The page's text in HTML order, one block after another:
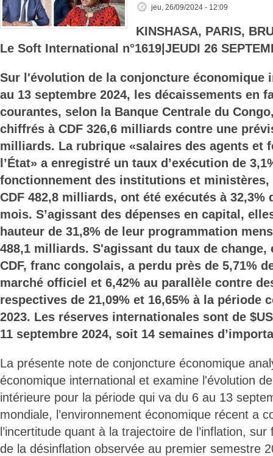
jeu, 26/09/2024 - 12:09
KINSHASA, PARIS,
Le Soft International n°1619|JEUDI 26
Sur l'évolution de la conjoncture économique
au 13 septembre 2024, les décaissements en
courantes, selon la Banque Centrale du
chiffrés à CDF 326,6 milliards contre une
milliards. La rubrique «salaires des agents et
l’État» a enregistré un taux d’exécution de
fonctionnement des institutions et ministères,
CDF 482,8 milliards, ont été exécutés à 32,3%
mois. S’agissant des dépenses en capital,
hauteur de 31,8% de leur programmation
488,1 milliards. S'agissant du taux de change,
CDF, franc congolais, a perdu près de 5,71%
marché officiel et 6,42% au parallèle contre
respectives de 21,09% et 16,65% à la période
2023. Les réserves internationales sont de
11 septembre 2024, soit 14 semaines
La présente note de conjoncture économique
économique international et examine l'évolution
intérieure pour la période qui va du 6 au 13
mondiale, l’environnement économique récent a
l’incertitude quant à la trajectoire de l’inflation,
de la désinflation observée au premier semestre